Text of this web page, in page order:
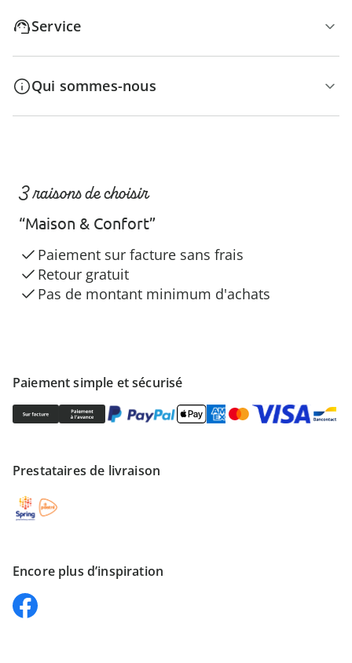
Service
Qui sommes-nous
Paiement simple et sécurisé
Prestataires de livraison
Encore plus d’inspiration
3 raisons de choisir
“Maison & Confort”
Paiement sur facture sans frais
Retour gratuit
Pas de montant minimum d'achats